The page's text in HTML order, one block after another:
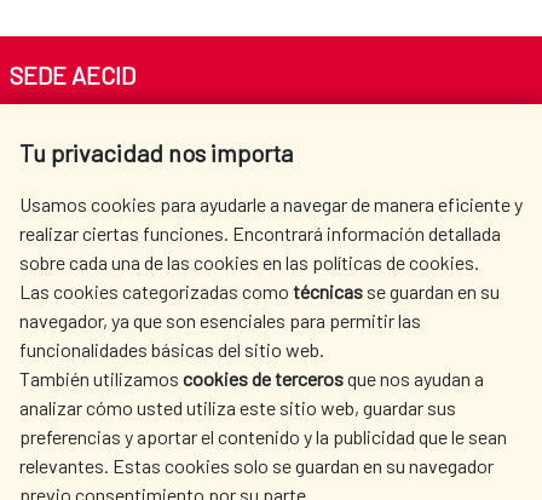
Tu privacidad nos importa
Usamos cookies para ayudarle a navegar de manera eficiente y
realizar ciertas funciones. Encontrará información detallada
sobre cada una de las cookies en las políticas de cookies.
Las cookies categorizadas como técnicas se guardan en su
navegador, ya que son esenciales para permitir las
funcionalidades básicas del sitio web.
También utilizamos cookies de tercerosque nos ayudan a
analizar cómo usted utiliza este sitio web, guardar sus
preferencias y aportar el contenido y la publicidad que le sean
relevantes. Estas cookies solo se guardan en su navegador
previo consentimiento por su parte.
SEDE AECID
Tel. +34 900 20 30 54​​​​​​​
AECID
WHERE DO WE COOPERATE?
SPANISH HUMANITARIAN
ACTION
PRESS ROOM
CULTURE AND SCIENCE LIBRARY